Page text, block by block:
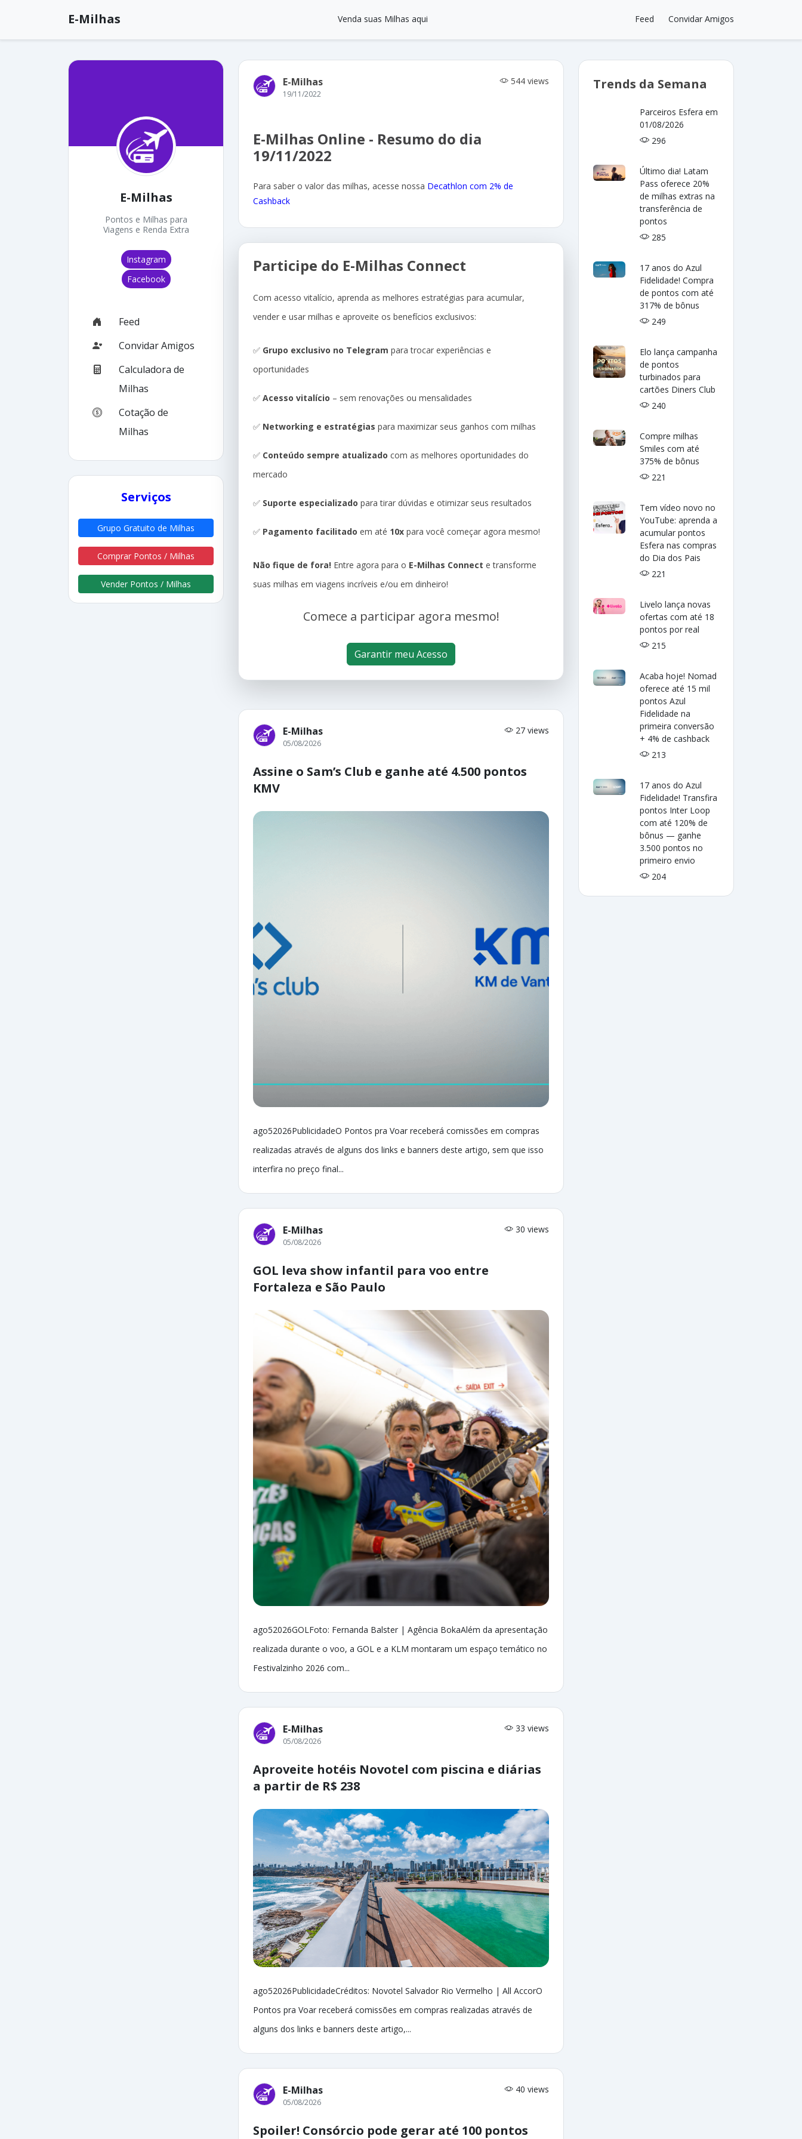
E-Milhas Venda suas Milhas aqui Feed Convidar Amigos
E-Milhas
Pontos e Milhas para
Viagens e Renda Extra
Instagram
Facebook
Feed
Convidar Amigos
Calculadora de
Milhas
Cotação de
Milhas
Serviços
Grupo Gratuito de Milhas
Comprar Pontos / Milhas
Vender Pontos / Milhas
E-Milhas 544 views
19/11/2022
E-Milhas Online - Resumo do dia
19/11/2022
Para saber o valor das milhas, acesse nossa Decathlon com 2% de
Cashback
Participe do E-Milhas Connect
Com acesso vitalício, aprenda as melhores estratégias para acumular,
vender e usar milhas e aproveite os benefícios exclusivos:
✅ Grupo exclusivo no Telegram para trocar experiências e
oportunidades
✅ Acesso vitalício – sem renovações ou mensalidades
✅ Networking e estratégias para maximizar seus ganhos com milhas
✅ Conteúdo sempre atualizado com as melhores oportunidades do
mercado
✅ Suporte especializado para tirar dúvidas e otimizar seus resultados
✅ Pagamento facilitado em até 10x para você começar agora mesmo!
Não fique de fora! Entre agora para o E-Milhas Connect e transforme
suas milhas em viagens incríveis e/ou em dinheiro!
Comece a participar agora mesmo!
Garantir meu Acesso
E-Milhas 27 views
05/08/2026
Assine o Sam’s Club e ganhe até 4.500 pontos
KMV
ago52026PublicidadeO Pontos pra Voar receberá comissões em compras
realizadas através de alguns dos links e banners deste artigo, sem que isso
interfira no preço final...
E-Milhas 30 views
05/08/2026
GOL leva show infantil para voo entre
Fortaleza e São Paulo
ago52026GOLFoto: Fernanda Balster | Agência BokaAlém da apresentação
realizada durante o voo, a GOL e a KLM montaram um espaço temático no
Festivalzinho 2026 com...
E-Milhas 33 views
05/08/2026
Aproveite hotéis Novotel com piscina e diárias
a partir de R$ 238
ago52026PublicidadeCréditos: Novotel Salvador Rio Vermelho | All AccorO
Pontos pra Voar receberá comissões em compras realizadas através de
alguns dos links e banners deste artigo,...
E-Milhas 40 views
05/08/2026
Spoiler! Consórcio pode gerar até 100 pontos
Trends da Semana
Parceiros Esfera em
01/08/2026
296
Último dia! Latam
Pass oferece 20%
de milhas extras na
transferência de
pontos
285
17 anos do Azul
Fidelidade! Compra
de pontos com até
317% de bônus
249
Elo lança campanha
de pontos
turbinados para
cartões Diners Club
240
Compre milhas
Smiles com até
375% de bônus
221
Tem vídeo novo no
YouTube: aprenda a
acumular pontos
Esfera nas compras
do Dia dos Pais
221
Livelo lança novas
ofertas com até 18
pontos por real
215
Acaba hoje! Nomad
oferece até 15 mil
pontos Azul
Fidelidade na
primeira conversão
+ 4% de cashback
213
17 anos do Azul
Fidelidade! Transfira
pontos Inter Loop
com até 120% de
bônus — ganhe
3.500 pontos no
primeiro envio
204